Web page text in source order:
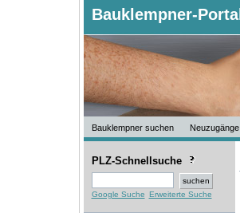
Bauklempner-Portal
Bauklempner suchen Neuzugänge
PLZ-Schnellsuche
Google Suche Erweiterte Suche